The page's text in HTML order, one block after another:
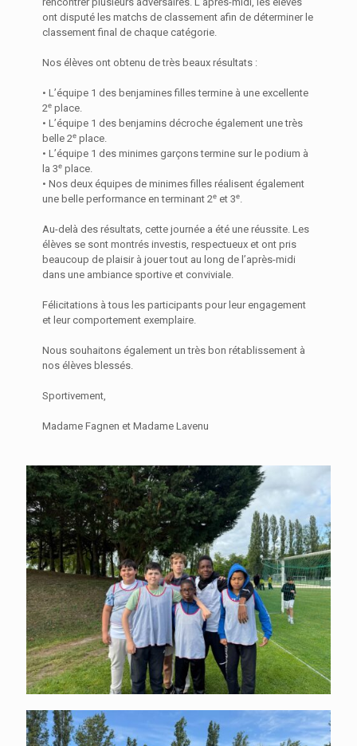
ont disputé les matchs de classement afin de déterminer le
classement final de chaque catégorie.
Nos élèves ont obtenu de très beaux résultats :
• L’équipe 1 des benjamines filles termine à une excellente
2ᵉ place.
• L’équipe 1 des benjamins décroche également une très
belle 2ᵉ place.
• L’équipe 1 des minimes garçons termine sur le podium à
la 3ᵉ place.
• Nos deux équipes de minimes filles réalisent également
une belle performance en terminant 2ᵉ et 3ᵉ.
Au-delà des résultats, cette journée a été une réussite. Les
élèves se sont montrés investis, respectueux et ont pris
beaucoup de plaisir à jouer tout au long de l’après-midi
dans une ambiance sportive et conviviale.
Félicitations à tous les participants pour leur engagement
et leur comportement exemplaire.
Nous souhaitons également un très bon rétablissement à
nos élèves blessés.
Sportivement,
Madame Fagnen et Madame Lavenu